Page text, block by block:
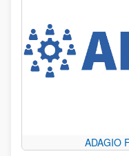
ADAGIO